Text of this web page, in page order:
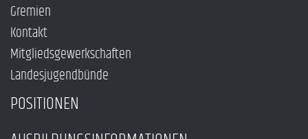
Gremien
Kontakt
Mitgliedsgewerkschaften
Landesjugendbünde
POSITIONEN